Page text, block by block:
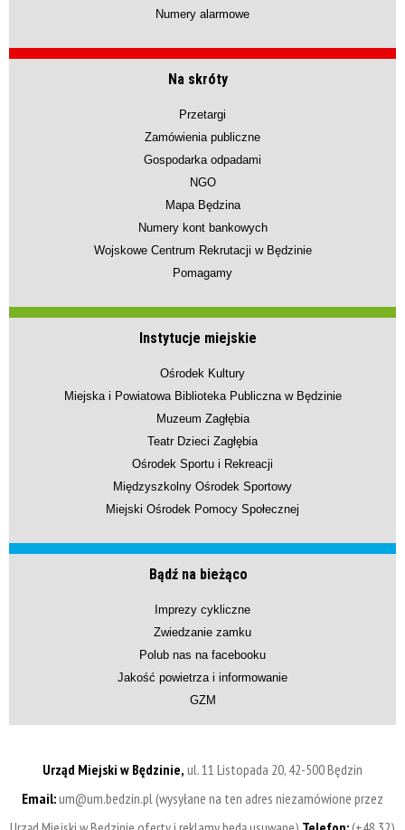
Numery alarmowe
Na skróty
Przetargi
Zamówienia publiczne
Gospodarka odpadami
NGO
Mapa Będzina
Numery kont bankowych
Wojskowe Centrum Rekrutacji w Będzinie
Pomagamy
Instytucje miejskie
Ośrodek Kultury
Miejska i Powiatowa Biblioteka Publiczna w Będzinie
Muzeum Zagłębia
Teatr Dzieci Zagłębia
Ośrodek Sportu i Rekreacji
Międzyszkolny Ośrodek Sportowy
Miejski Ośrodek Pomocy Społecznej
Bądź na bieżąco
Imprezy cykliczne
Zwiedzanie zamku
Polub nas na facebooku
Jakość powietrza i informowanie
GZM
Urząd Miejski w Będzinie, ul. 11 Listopada 20, 42-500 Będzin
Email:um@um.bedzin.pl (wysyłane na ten adres niezamówione przez